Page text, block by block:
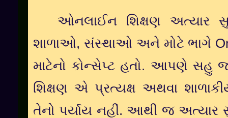
ઓનલાઈન શિક્ષણ અત્યાર
શાળાઓ, સંસ્થાઓ અને મોટે ભાગે
માટેનો કોન્સેપ્ટ હતો. આપણે સહુ
શિક્ષણ એ પ્રત્યક્ષ અથવા
તેનો પર્યાય નહીં. આથી જ અત્યાર